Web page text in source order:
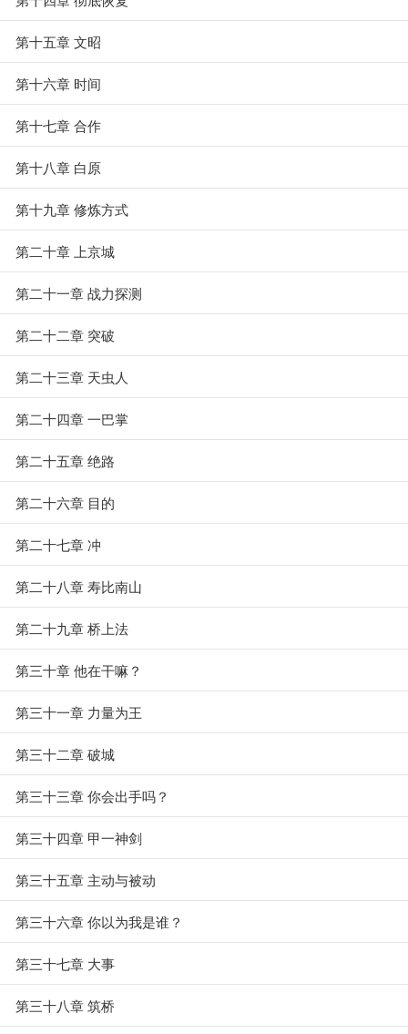
第十五章 文昭
第十六章 时间
第十七章 合作
第十八章 白原
第十九章 修炼方式
第二十章 上京城
第二十一章 战力探测
第二十二章 突破
第二十三章 天虫人
第二十四章 一巴掌
第二十五章 绝路
第二十六章 目的
第二十七章 冲
第二十八章 寿比南山
第二十九章 桥上法
第三十章 他在干嘛？
第三十一章 力量为王
第三十二章 破城
第三十三章 你会出手吗？
第三十四章 甲一神剑
第三十五章 主动与被动
第三十六章 你以为我是谁？
第三十七章 大事
第三十八章 筑桥